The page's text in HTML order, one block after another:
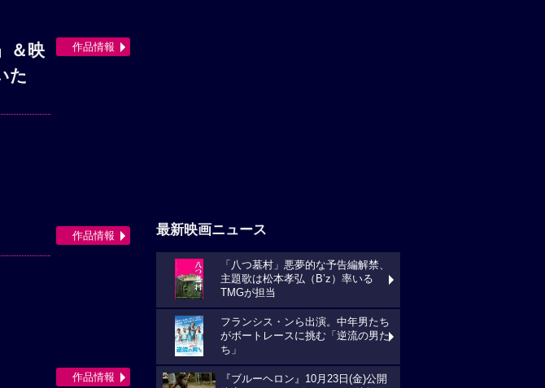
＆映
た
作品情報
作品情報
作品情報
最新映画ニュース
「八つ墓村」悪夢的な予告編解禁、
主題歌は松本孝弘（B’z）率いる
TMGが担当
フランシス・ンら出演。中年男たち
がボートレースに挑む「逆流の男た
ち」
『ブルーヘロン』10月23日(金)公開